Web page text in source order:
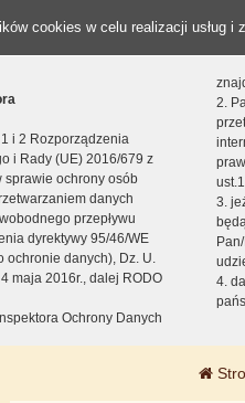
cookies w celu realizacji usług i
i 2 Rozporządzenia
i Rady (UE) 2016/679 z
sprawie ochrony osób
danych
przepływu
dyrektywy 95/46/WE
ochronie danych), Dz. U.
maja 2016r., dalej RODO
Ochrony Danych
2.
3.
4.